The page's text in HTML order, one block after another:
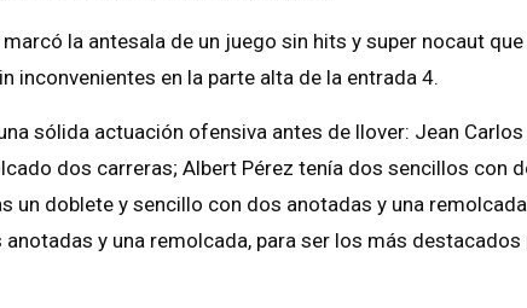
la antesala de un juego sin hits y super nocaut
inconvenientes en la parte alta de la entrada 4.
sólida actuación ofensiva antes de llover: Jean Carlos
dos carreras; Albert Pérez tenía dos sencillos con
un doblete y sencillo con dos anotadas y una
anotadas y una remolcada, para ser los más destacados